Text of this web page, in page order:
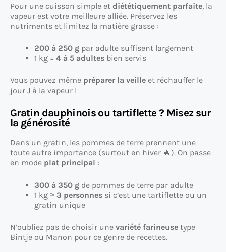
Pour une cuisson simple et diététiquement parfaite, la
vapeur est votre meilleure alliée. Préservez les
nutriments et limitez la matière grasse :
200 à 250 g par adulte suffisent largement
1 kg = 4 à 5 adultes bien servis
Vous pouvez même préparer la veille et réchauffer le
jour J à la vapeur !
Gratin dauphinois ou tartiflette ? Misez sur
la générosité
Dans un gratin, les pommes de terre prennent une
toute autre importance (surtout en hiver 🔥). On passe
en mode plat principal :
300 à 350 g de pommes de terre par adulte
1 kg ≈ 3 personnes si c’est une tartiflette ou un
gratin unique
N’oubliez pas de choisir une variété farineuse type
Bintje ou Manon pour ce genre de recettes.